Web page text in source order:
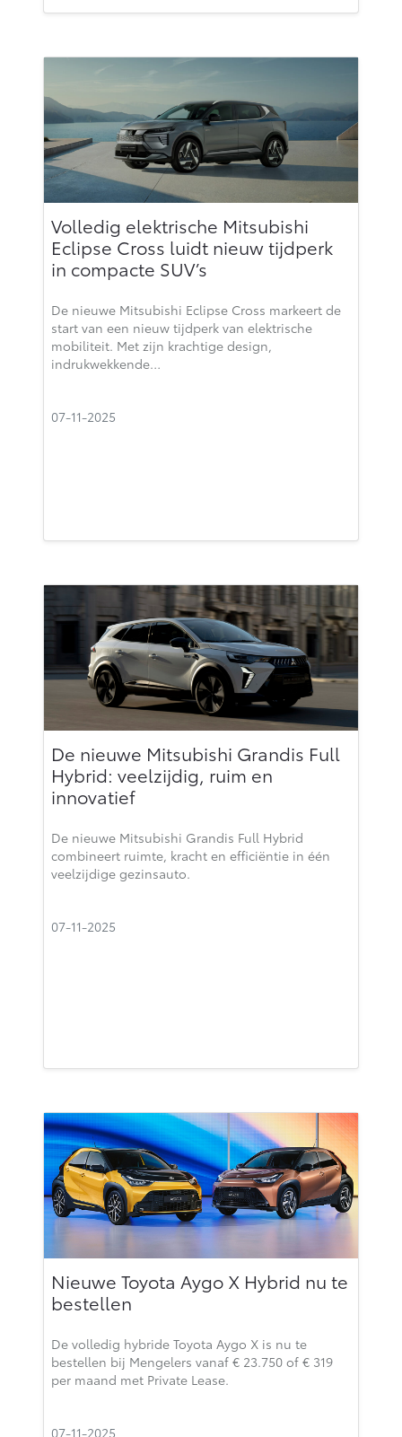
Volledig elektrische Mitsubishi
Eclipse Cross luidt nieuw tijdperk
in compacte SUV’s
De nieuwe Mitsubishi Eclipse Cross markeert de
start van een nieuw tijdperk van elektrische
mobiliteit. Met zijn krachtige design,
indrukwekkende…
07-11-2025
De nieuwe Mitsubishi Grandis Full
Hybrid: veelzijdig, ruim en
innovatief
De nieuwe Mitsubishi Grandis Full Hybrid
combineert ruimte, kracht en efficiëntie in één
veelzijdige gezinsauto.
07-11-2025
Nieuwe Toyota Aygo X Hybrid nu te
bestellen
De volledig hybride Toyota Aygo X is nu te
bestellen bij Mengelers vanaf € 23.750 of € 319
per maand met Private Lease.
07-11-2025